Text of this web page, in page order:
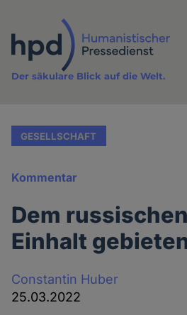
Inhalt
Der säkulare Blick auf die Welt.
GESELLSCHAFT
Kommentar
Dem
Einhalt
Constantin Huber
25.03.2022